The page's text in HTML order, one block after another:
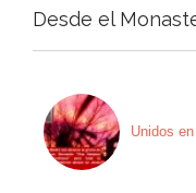
Desde el
Unidos